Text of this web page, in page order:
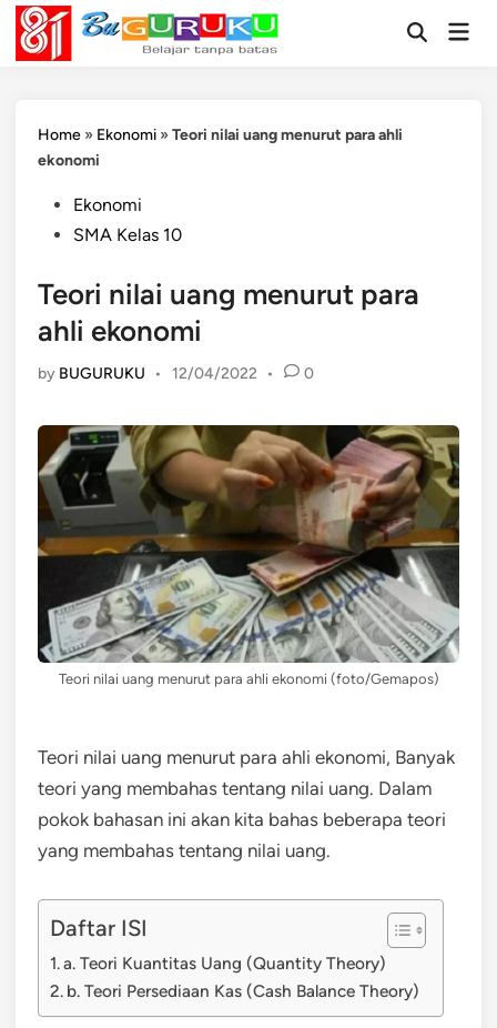
Skip
content
OpenMain
Home » Ekonomi »Teori nilai uang menurut para ahli
ekonomi
PostedEkonomi
SMA Kelas 10
Teori nilai uang menurut para
ahli ekonomi
by BUGURUKU • 12/04/2022 • 0
Teori nilai uang menurut para ahli ekonomi (foto/Gemapos)
Teori nilai uang menurut para ahli ekonomi, Banyak
teori yang membahas tentang nilai uang. Dalam
pokok bahasan ini akan kita bahas beberapa teori
yang membahas tentang nilai uang.
Daftar ISI
a. Teori Kuantitas Uang (Quantity Theory)
b. Teori Persediaan Kas (Cash Balance Theory)